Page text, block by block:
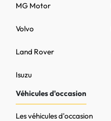
MG Motor
Volvo
Land Rover
Isuzu
Véhicules d'occasion
Les véhicules d'occasion